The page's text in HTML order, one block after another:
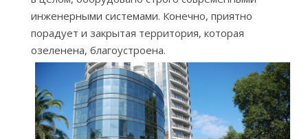
инженерными системами. Конечно, приятно
порадует и закрытая территория, которая
озеленена, благоустроена.